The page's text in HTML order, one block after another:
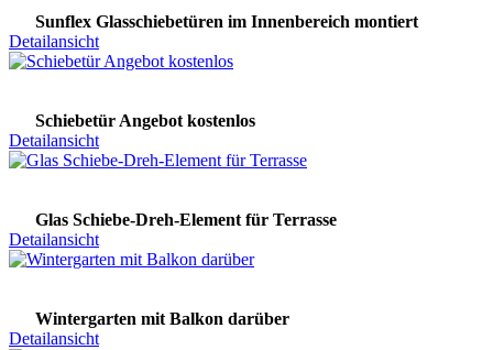
Sunflex Glasschiebetüren im Innenbereich montiert
Detailansicht
Schiebetür Angebot kostenlos
Detailansicht
Glas Schiebe-Dreh-Element für Terrasse
Detailansicht
Wintergarten mit Balkon darüber
Detailansicht